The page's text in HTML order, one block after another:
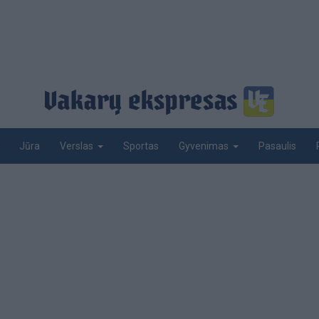
Jūra Verslas Sportas Gyvenimas Pasaulis